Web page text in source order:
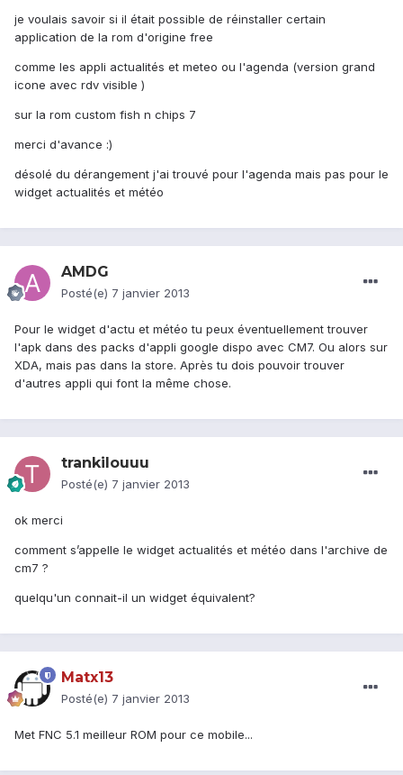
je voulais savoir si il était possible de réinstaller certain
application de la rom d'origine free
comme les appli actualités et meteo ou l'agenda (version grand
icone avec rdv visible )
sur la rom custom fish n chips 7
merci d'avance :)
désolé du dérangement j'ai trouvé pour l'agenda mais pas pour le
widget actualités et météo
AMDG
Posté(e) 7 janvier 2013
Pour le widget d'actu et météo tu peux éventuellement trouver
l'apk dans des packs d'appli google dispo avec CM7. Ou alors sur
XDA, mais pas dans la store. Après tu dois pouvoir trouver
d'autres appli qui font la même chose.
trankilouuu
Posté(e) 7 janvier 2013
ok merci
comment s’appelle le widget actualités et météo dans l'archive de
cm7 ?
quelqu'un connait-il un widget équivalent?
Matx13
Posté(e) 7 janvier 2013
Met FNC 5.1 meilleur ROM pour ce mobile...